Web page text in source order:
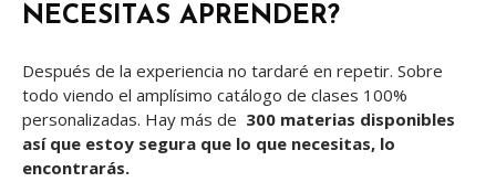
NECESITAS APRENDER?
Después de la experiencia no tardaré en repetir. Sobre
todo viendo el amplísimo catálogo de clases 100%
personalizadas. Hay más de 300 materias disponibles
así que estoy segura que lo que necesitas, lo
encontrarás.